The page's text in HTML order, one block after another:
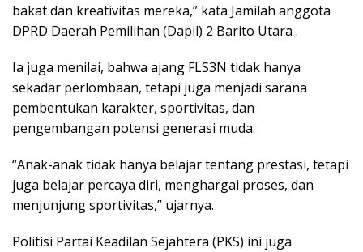
bakat dan kreativitas mereka,” kata Jamilah anggota
DPRD Daerah Pemilihan (Dapil) 2 Barito Utara .
Ia juga menilai, bahwa ajang FLS3N tidak hanya
sekadar perlombaan, tetapi juga menjadi sarana
pembentukan karakter, sportivitas, dan
pengembangan potensi generasi muda.
“Anak-anak tidak hanya belajar tentang prestasi, tetapi
juga belajar percaya diri, menghargai proses, dan
menjunjung sportivitas,” ujarnya.
Politisi Partai Keadilan Sejahtera (PKS) ini juga